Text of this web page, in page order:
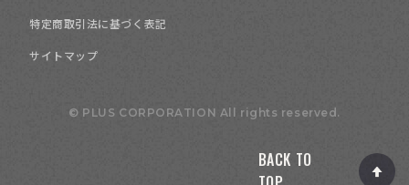
BACK TO
特定商取引法に基づく表記
サイトマップ
© PLUS CORPORATION All rights reserved.